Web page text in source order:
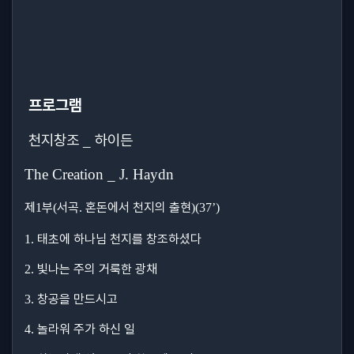
프로그램
천지창조 하이든
The Creation _ J. Haydn
제1부(서곡. 혼돈에서 천지의 출현)(37’)
1. 태초에 하나님 천지를 창조하셨다
2. 빛나는 주의 거룩한 광채
3. 창공을 만드시고
4. 놀라워 주가 하신 일